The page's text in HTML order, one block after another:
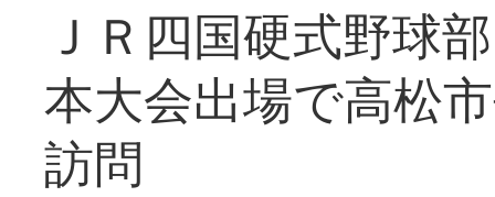
ＪＲ四国硬式野球
本大会出場で高松
訪問